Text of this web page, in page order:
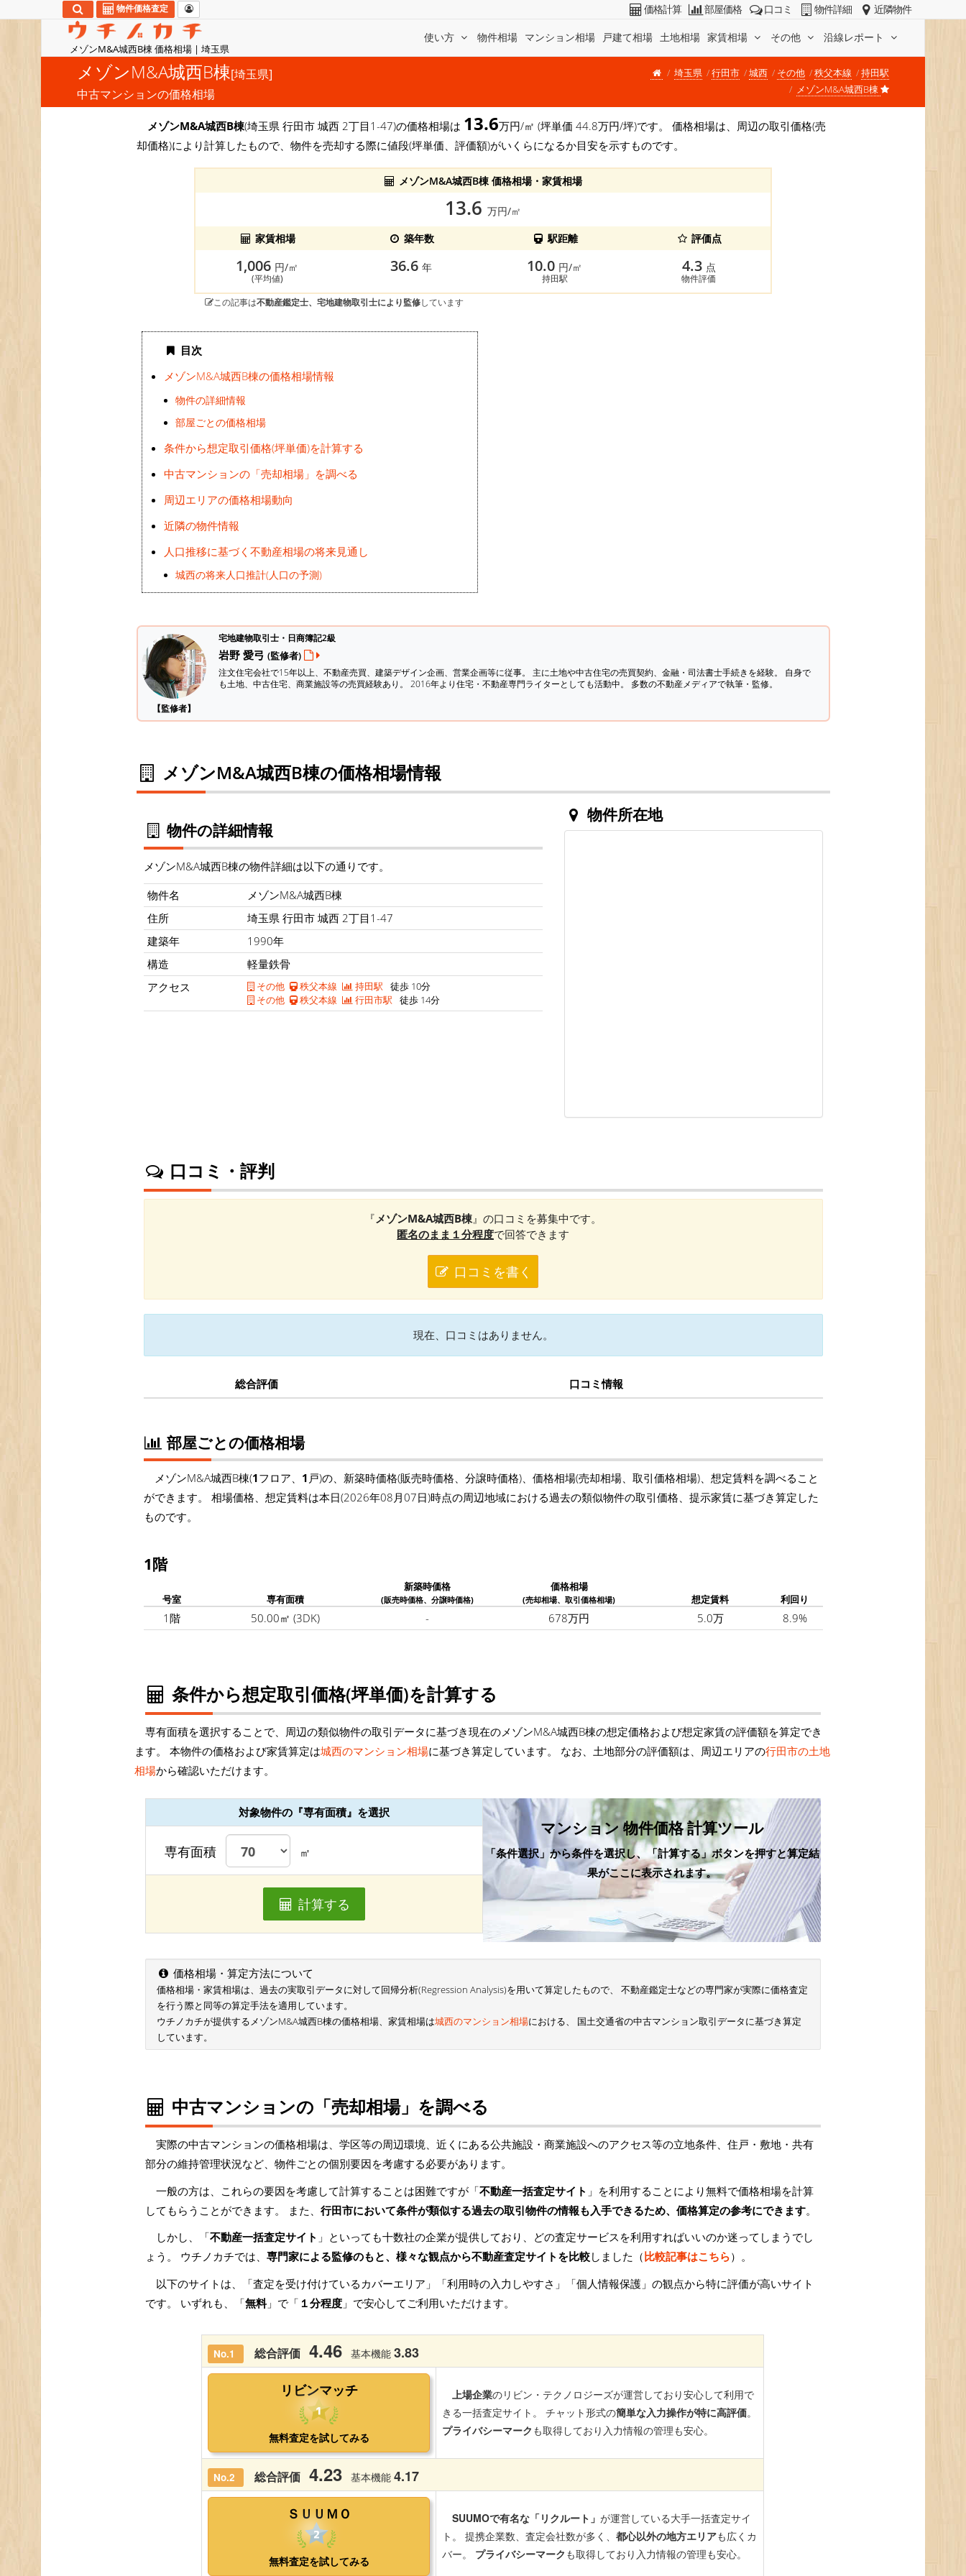
メゾンM&A城西B棟 価格相場 | 埼玉県
使い方 物件相場 マンション相場 戸建て相場 土地相場 家賃相場 その他 沿線レポート
物件価格査定 価格計算 部屋価格 口コミ 物件詳細 近隣物件
メゾンM&A城西B棟[埼玉県]
中古マンションの価格相場
埼玉県 行田市 城西 その他 秩父本線
持田駅
メゾンM&A城西B棟
メゾンM&A城西B棟(埼玉県 行田市 城西 2丁目1-47)の価格相場は 13.6万円/㎡ (坪単価 44.8万円/坪)です。 価格相場は、周辺の取引価格(売
却価格)により計算したもので、物件を売却する際に値段(坪単価、評価額)がいくらになるか目安を示すものです。
メゾンM&A城西B棟 価格相場・家賃相場
13.6 万円/㎡
家賃相場
築年数 駅距離 評価点
1,006 円/㎡
(平均値)
36.6 年 10.0 円/㎡
持田駅
4.3 点
物件評価
この記事は不動産鑑定士、宅地建物取引士により監修しています
目次
メゾンM&A城西B棟の価格相場情報
物件の詳細情報
部屋ごとの価格相場
条件から想定取引価格(坪単価)を計算する
中古マンションの「売却相場」を調べる
周辺エリアの価格相場動向
近隣の物件情報
人口推移に基づく不動産相場の将来見通し
城西の将来人口推計(人口の予測)
【監修者】
宅地建物取引士・日商簿記2級
岩野 愛弓 (監修者)
注文住宅会社で15年以上、不動産売買、建築デザイン企画、営業企画等に従事。 主に土地や中古住宅の売買契約、金融・司法書士手続きを経験。 自身で
も土地、中古住宅、商業施設等の売買経験あり。 2016年より住宅・不動産専門ライターとしても活動中。 多数の不動産メディアで執筆・監修。
メゾンM&A城西B棟の価格相場情報
物件の詳細情報
メゾンM&A城西B棟の物件詳細は以下の通りです。
物件名
メゾンM&A城西B棟
住所
埼玉県 行田市 城西 2丁目1-47
建築年
1990年
構造
軽量鉄骨
アクセス
その他 秩父本線 持田駅 徒歩 10分
その他
秩父本線 行田市駅 徒歩 14分
物件所在地
口コミ・評判
『 メゾンM&A城西B棟 』の口コミを募集中です。
匿名のまま１分程度で回答できます
口コミを書く
現在、口コミはありません。
総合評価 口コミ情報
部屋ごとの価格相場
メゾンM&A城西B棟(1フロア、 1 戸)の、新築時価格(販売時価格、分譲時価格)、価格相場(売却相場、取引価格相場)、想定賃料を調べること
ができます。 相場価格、想定賃料は本日(2026年08月07日)時点の周辺地域における過去の類似物件の取引価格、提示家賃に基づき算定した
ものです。
1階
号室 専有面積
新築時価格
(販売時価格、分譲時価格)
価格相場
(売却相場、取引価格相場) 想定賃料 利回り
1階 50.00㎡ (3DK) - 678万円 5.0万 8.9%
条件から想定取引価格(坪単価)を計算する
専有面積を選択することで、周辺の類似物件の取引データに基づき現在のメゾンM&A城西B棟の想定価格および想定家賃の評価額を算定でき
ます。 本物件の価格および家賃算定は城西のマンション相場に基づき算定しています。 なお、土地部分の評価額は、周辺エリアの行田市の土地
相場から確認いただけます。
対象物件の『専有面積』を選択
専有面積 ㎡
計算する
マンション 物件価格 計算ツール
「条件選択」から条件を選択し、「計算する」ボタンを押すと算定結
果がここに表示されます。
価格相場・算定方法について
価格相場・家賃相場は、過去の実取引データに対して回帰分析(Regression Analysis)を用いて算定したもので、 不動産鑑定士などの専門家が実際に価格査定
を行う際と同等の算定手法を適用しています。
ウチノカチが提供するメゾンM&A城西B棟の価格相場、家賃相場は城西のマンション相場における、 国土交通省の中古マンション取引データに基づき算定
しています。
中古マンションの「売却相場」を調べる
実際の中古マンションの価格相場は、学区等の周辺環境、近くにある公共施設・商業施設へのアクセス等の立地条件、住戸・敷地・共有
部分の維持管理状況など、物件ごとの個別要因を考慮する必要があります。
一般の方は、これらの要因を考慮して計算することは困難ですが「不動産一括査定サイト 」を利用することにより無料で価格相場を計算
してもらうことができます。 また、 行田市において条件が類似する過去の取引物件の情報も入手できるため、価格算定の参考にできます。
しかし、「不動産一括査定サイト 」といっても十数社の企業が提供しており、どの査定サービスを利用すればいいのか迷ってしまうでし
ょう。 ウチノカチでは、 専門家による監修のもと、様々な観点から不動産査定サイトを比較しました（比較記事はこちら）。
以下のサイトは、「査定を受け付けているカバーエリア」「利用時の入力しやすさ」「個人情報保護」の観点から特に評価が高いサイト
です。 いずれも、「無料」で「 １分程度 」で安心してご利用いただけます。